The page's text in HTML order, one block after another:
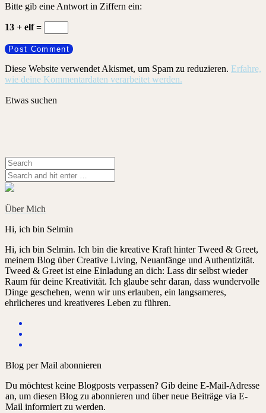
Bitte gib eine Antwort in Ziffern ein:
13 + elf =
Diese Website verwendet Akismet, um Spam zu reduzieren. Erfahre,
wie deine Kommentardaten verarbeitet werden.
Etwas suchen
Über Mich
Hi, ich bin Selmin
Hi, ich bin Selmin. Ich bin die kreative Kraft hinter Tweed & Greet,
meinem Blog über Creative Living, Neuanfänge und Authentizität.
Tweed & Greet ist eine Einladung an dich: Lass dir selbst wieder
Raum für deine Kreativität. Ich glaube sehr daran, dass wundervolle
Dinge geschehen, wenn wir uns erlauben, ein langsameres,
ehrlicheres und kreativeres Leben zu führen.
Blog per Mail abonnieren
Du möchtest keine Blogposts verpassen? Gib deine E-Mail-Adresse
an, um diesen Blog zu abonnieren und über neue Beiträge via E-
Mail informiert zu werden.